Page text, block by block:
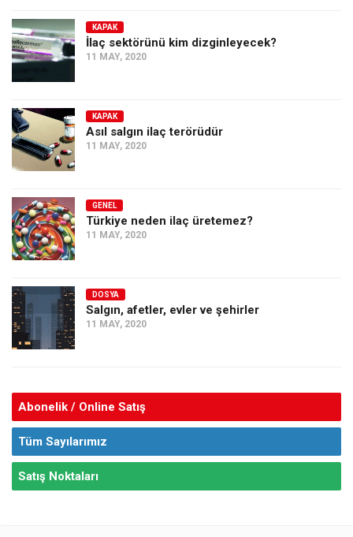
Düşünce
Dosyalar
KAPAK
İlaç sektörünü kim dizginleyecek?
11 MAY, 2020
KAPAK
Asıl salgın ilaç terörüdür
11 MAY, 2020
GENEL
Türkiye neden ilaç üretemez?
11 MAY, 2020
DOSYA
Salgın, afetler, evler ve şehirler
11 MAY, 2020
Abonelik / Online Satış
Tüm Sayılarımız
Satış Noktaları